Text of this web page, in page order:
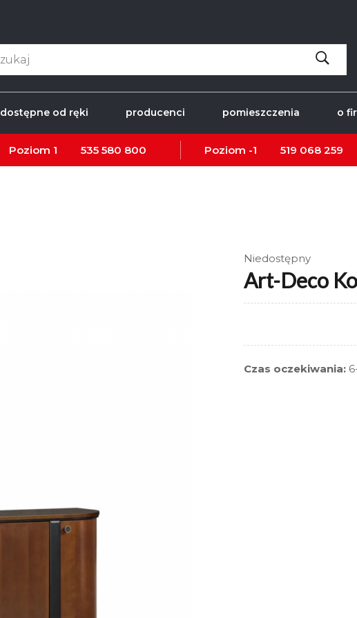
dostępne od ręki producenci pomieszczenia o
Poziom 1 535 580 800 Poziom -1 519 068 259
Niedostępny
Art-Deco
Czas oczekiwania: